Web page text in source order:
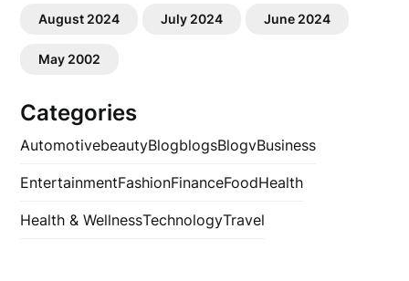
August 2024 July 2024 June 2024
May 2002
Categories
AutomotivebeautyBlogblogsBlogvBusiness
EntertainmentFashionFinanceFoodHealth
Health & WellnessTechnologyTravel